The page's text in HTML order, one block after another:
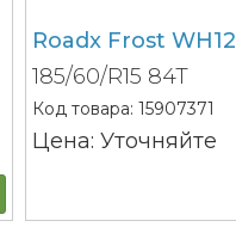
Roadx Frost WH12
185/60/R15 84T
Код товара:15907371
Цена: Уточняйте